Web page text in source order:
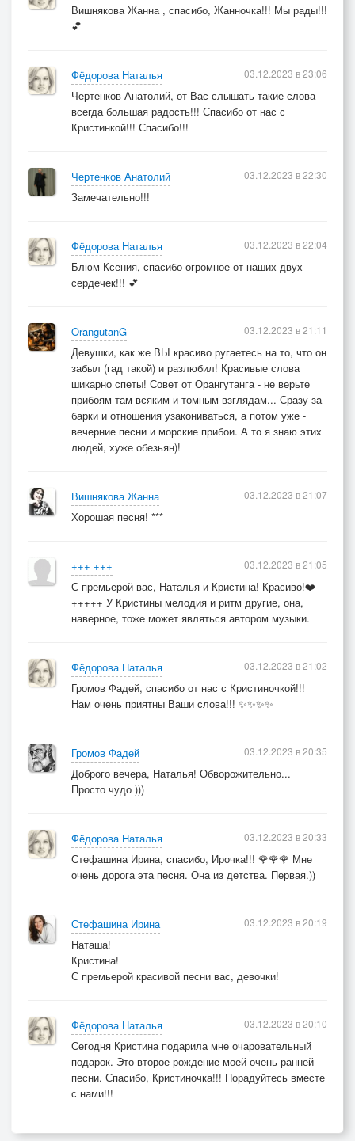
Вишнякова Жанна , спасибо, Жанночка!!! Мы рады!!!
💕
Фёдорова Наталья
Чертенков Анатолий, от Вас слышать такие слова
всегда большая радость!!! Спасибо от нас с
Кристинкой!!! Спасибо!!!
03.12.2023 в 23:06
Чертенков Анатолий
Замечательно!!!
03.12.2023 в 22:30
Фёдорова Наталья
Блюм Ксения, спасибо огромное от наших двух
сердечек!!! 💕
03.12.2023 в 22:04
OrangutanG
Девушки, как же ВЫ красиво ругаетесь на то, что он
забыл (гад такой) и разлюбил! Красивые слова
шикарно спеты! Совет от Орангутанга - не верьте
прибоям там всяким и томным взглядам... Сразу за
барки и отношения узакониваться, а потом уже -
вечерние песни и морские прибои. А то я знаю этих
людей, хуже обезьян)!
03.12.2023 в 21:11
Вишнякова Жанна
Хорошая песня! ***
03.12.2023 в 21:07
+++ +++
С премьерой вас, Наталья и Кристина! Красиво!❤️
+++++ У Кристины мелодия и ритм другие, она,
наверное, тоже может являться автором музыки.
03.12.2023 в 21:05
Фёдорова Наталья
Громов Фадей, спасибо от нас с Кристиночкой!!!
Нам очень приятны Ваши слова!!! ✨✨✨✨
03.12.2023 в 21:02
Громов Фадей
Доброго вечера, Наталья! Обворожительно...
Просто чудо )))
03.12.2023 в 20:35
Фёдорова Наталья
Стефашина Ирина, спасибо, Ирочка!!! 🌹🌹🌹 Мне
очень дорога эта песня. Она из детства. Первая.))
03.12.2023 в 20:33
Стефашина Ирина
Наташа!
Кристина!
С премьерой красивой песни вас, девочки!
03.12.2023 в 20:19
Фёдорова Наталья
Сегодня Кристина подарила мне очаровательный
подарок. Это второе рождение моей очень ранней
песни. Спасибо, Кристиночка!!! Порадуйтесь вместе
с нами!!!
03.12.2023 в 20:10